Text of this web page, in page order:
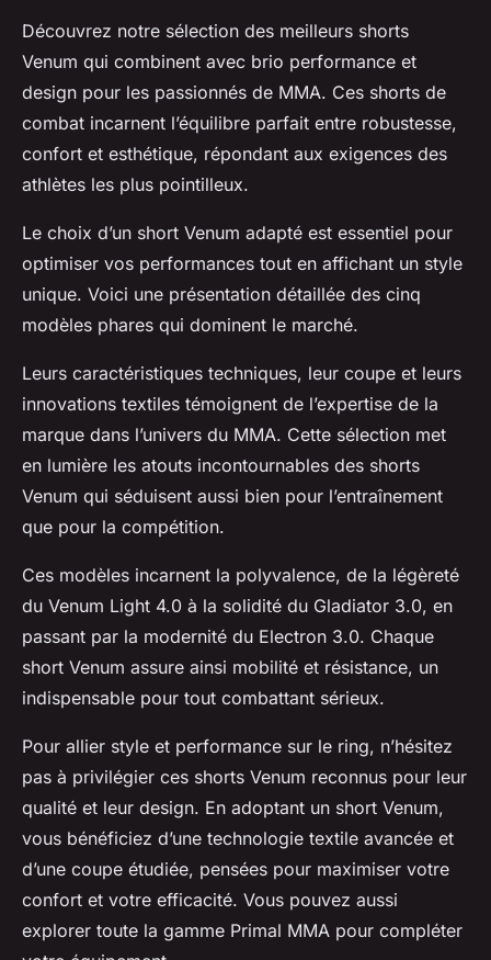
Découvrez notre sélection des meilleurs shorts
Venum qui combinent avec brio performance et
design pour les passionnés de MMA. Ces shorts de
combat incarnent l’équilibre parfait entre robustesse,
confort et esthétique, répondant aux exigences des
athlètes les plus pointilleux.
Le choix d’un short Venum adapté est essentiel pour
optimiser vos performances tout en affichant un style
unique. Voici une présentation détaillée des cinq
modèles phares qui dominent le marché.
Leurs caractéristiques techniques, leur coupe et leurs
innovations textiles témoignent de l’expertise de la
marque dans l’univers du MMA. Cette sélection met
en lumière les atouts incontournables des shorts
Venum qui séduisent aussi bien pour l’entraînement
que pour la compétition.
Ces modèles incarnent la polyvalence, de la légèreté
du Venum Light 4.0 à la solidité du Gladiator 3.0, en
passant par la modernité du Electron 3.0. Chaque
short Venum assure ainsi mobilité et résistance, un
indispensable pour tout combattant sérieux.
Pour allier style et performance sur le ring, n’hésitez
pas à privilégier ces shorts Venum reconnus pour leur
qualité et leur design. En adoptant un short Venum,
vous bénéficiez d’une technologie textile avancée et
d’une coupe étudiée, pensées pour maximiser votre
confort et votre efficacité. Vous pouvez aussi
explorer toute la gamme Primal MMA pour compléter